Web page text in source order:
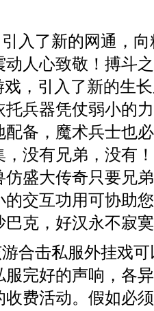
入了新的网通，
人心致敬！搏斗
戏，引入了新的生
托兵器凭仗弱小的
备，魔术兵士也
没有兄弟，没有
仿盛大传奇只要兄
的交互功用可协助
巴克，好汉永不寂
合击私服外挂戏
完好的声响，各
费活动。假如必